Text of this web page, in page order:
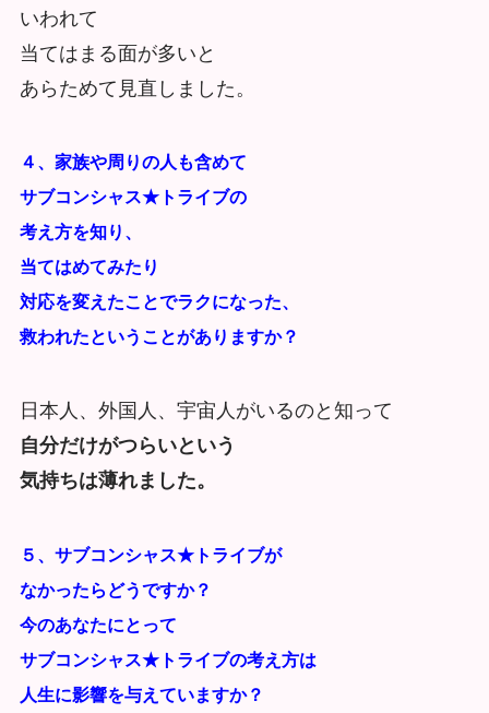
いわれて
当てはまる面が多いと
あらためて見直しました。
４、家族や周りの人も含めて
サブコンシャス★トライブの
考え方を知り、
当てはめてみたり
対応を変えたことでラクになった、
救われたということがありますか？
日本人、外国人、宇宙人がいるのと知って
自分だけがつらいという
気持ちは薄れました。
５、サブコンシャス★トライブが
なかったらどうですか？
今のあなたにとって
サブコンシャス★トライブの考え方は
人生に影響を与えていますか？